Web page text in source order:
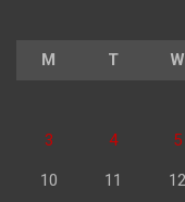
M T W
3 4 5
10 11 12